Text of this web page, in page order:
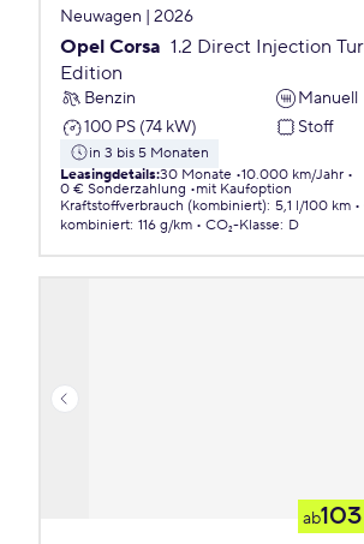
Neuwagen | 2026
Opel Corsa 1.2 Direct Injection
Edition
Benzin
Manuell
100 PS (74 kW)
Stoff
in 3 bis 5 Monaten
Leasingdetails:30 Monate 10.000 km/Jahr
0 € Sonderzahlung
mit Kaufoption
Kraftstoffverbrauch (kombiniert): 5,1 l/100 km
kombiniert: 116 g/km CO₂-Klasse: D
ab